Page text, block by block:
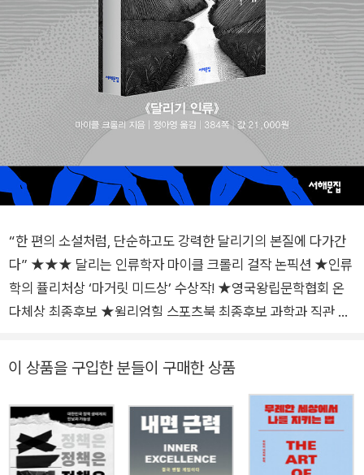
“한 편의 소설처럼, 단순하고도 강력한 달리기의 본질에 다가간
다” ★★★ 달리는 인류학자 마이클 크롤리 걸작 논픽션 ★인류
학의 퓰리처상 ‘마거릿 미드상’ 수상작! ★영국왕립문학협회 온
다체상 최종후보 ★윌리엄힐 스포츠북 최종후보 과학과 직관 사
를 탐구하는 열다섯 달의 생생하고 매혹적인 이야기. 동아프리카
인류학자인 마이클 크롤리는 에티오피아에서 달리기를 하며 보
낸 열다섯 달 동안의 경험을 통해 매우 통찰력 있는 이야기를 들
려준다. 그는 에티오피아인들과 함께 훈련하며 “과학은 효과가
이 상품을 구입한 분들이 구매한 상품